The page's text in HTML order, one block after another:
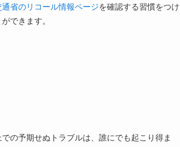
通省のリコール情報ページを確認する習慣をつけ
できます。
の予期せぬトラブルは、誰にでも起こり得ま